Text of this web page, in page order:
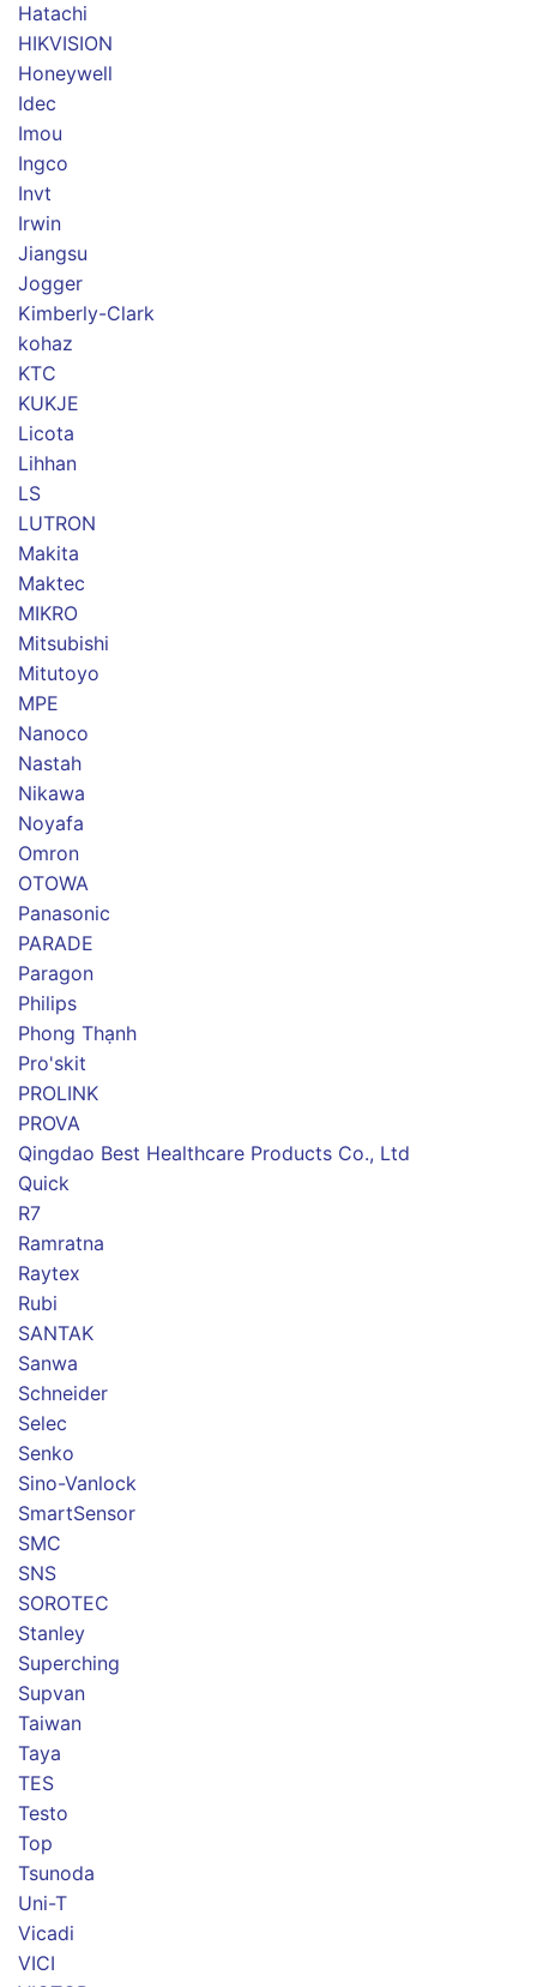
Hatachi
HIKVISION
Honeywell
Idec
Imou
Ingco
Invt
Irwin
Jiangsu
Jogger
Kimberly-Clark
kohaz
KTC
KUKJE
Licota
Lihhan
LS
LUTRON
Makita
Maktec
MIKRO
Mitsubishi
Mitutoyo
MPE
Nanoco
Nastah
Nikawa
Noyafa
Omron
OTOWA
Panasonic
PARADE
Paragon
Philips
Phong Thạnh
Pro'skit
PROLINK
PROVA
Qingdao Best Healthcare Products Co., Ltd
Quick
R7
Ramratna
Raytex
Rubi
SANTAK
Sanwa
Schneider
Selec
Senko
Sino-Vanlock
SmartSensor
SMC
SNS
SOROTEC
Stanley
Superching
Supvan
Taiwan
Taya
TES
Testo
Top
Tsunoda
Uni-T
Vicadi
VICI